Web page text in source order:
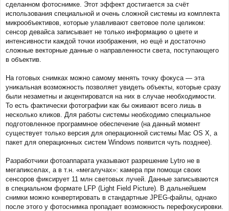
сделанном фотоснимке. Этот эффект достигается за счёт
использования специальной и очень сложной системы из комплекта
микрообъективов, которые улавливают световое поле целиком:
сенсор девайса записывает не только информацию о цвете и
интенсивности каждой точки изображения, но ещё и достаточно
сложные векторные данные о направленности света, поступающего
в объектив.
На готовых снимках можно самому менять точку фокуса — эта
уникальная возможность позволяет увидеть объекты, которые сразу
были незаметны и акцентироватся на них в случае необходимости.
То есть фактически фотографии как бы оживают всего лишь в
несколько кликов. Для работы системы необходимо специальное
подготовленное программное обеспечение (на данный момент
существует только версия для операционной системы Mac OS X, а
пакет для операционных систем Windows появится чуть позднее).
Разработчики фотоаппарата указывают разрешение Lytro не в
мегапикселах, а в т.н. «мегалучах»: камера при помощи своих
сенсоров фиксирует 11 млн световых лучей. Данные записываются
в специальном формате LFP (Light Field Picture). В дальнейшем
снимки можно конвертировать в стандартные JPEG-файлы, однако
после этого у фотоснимка пропадает возможность перефокусировки.